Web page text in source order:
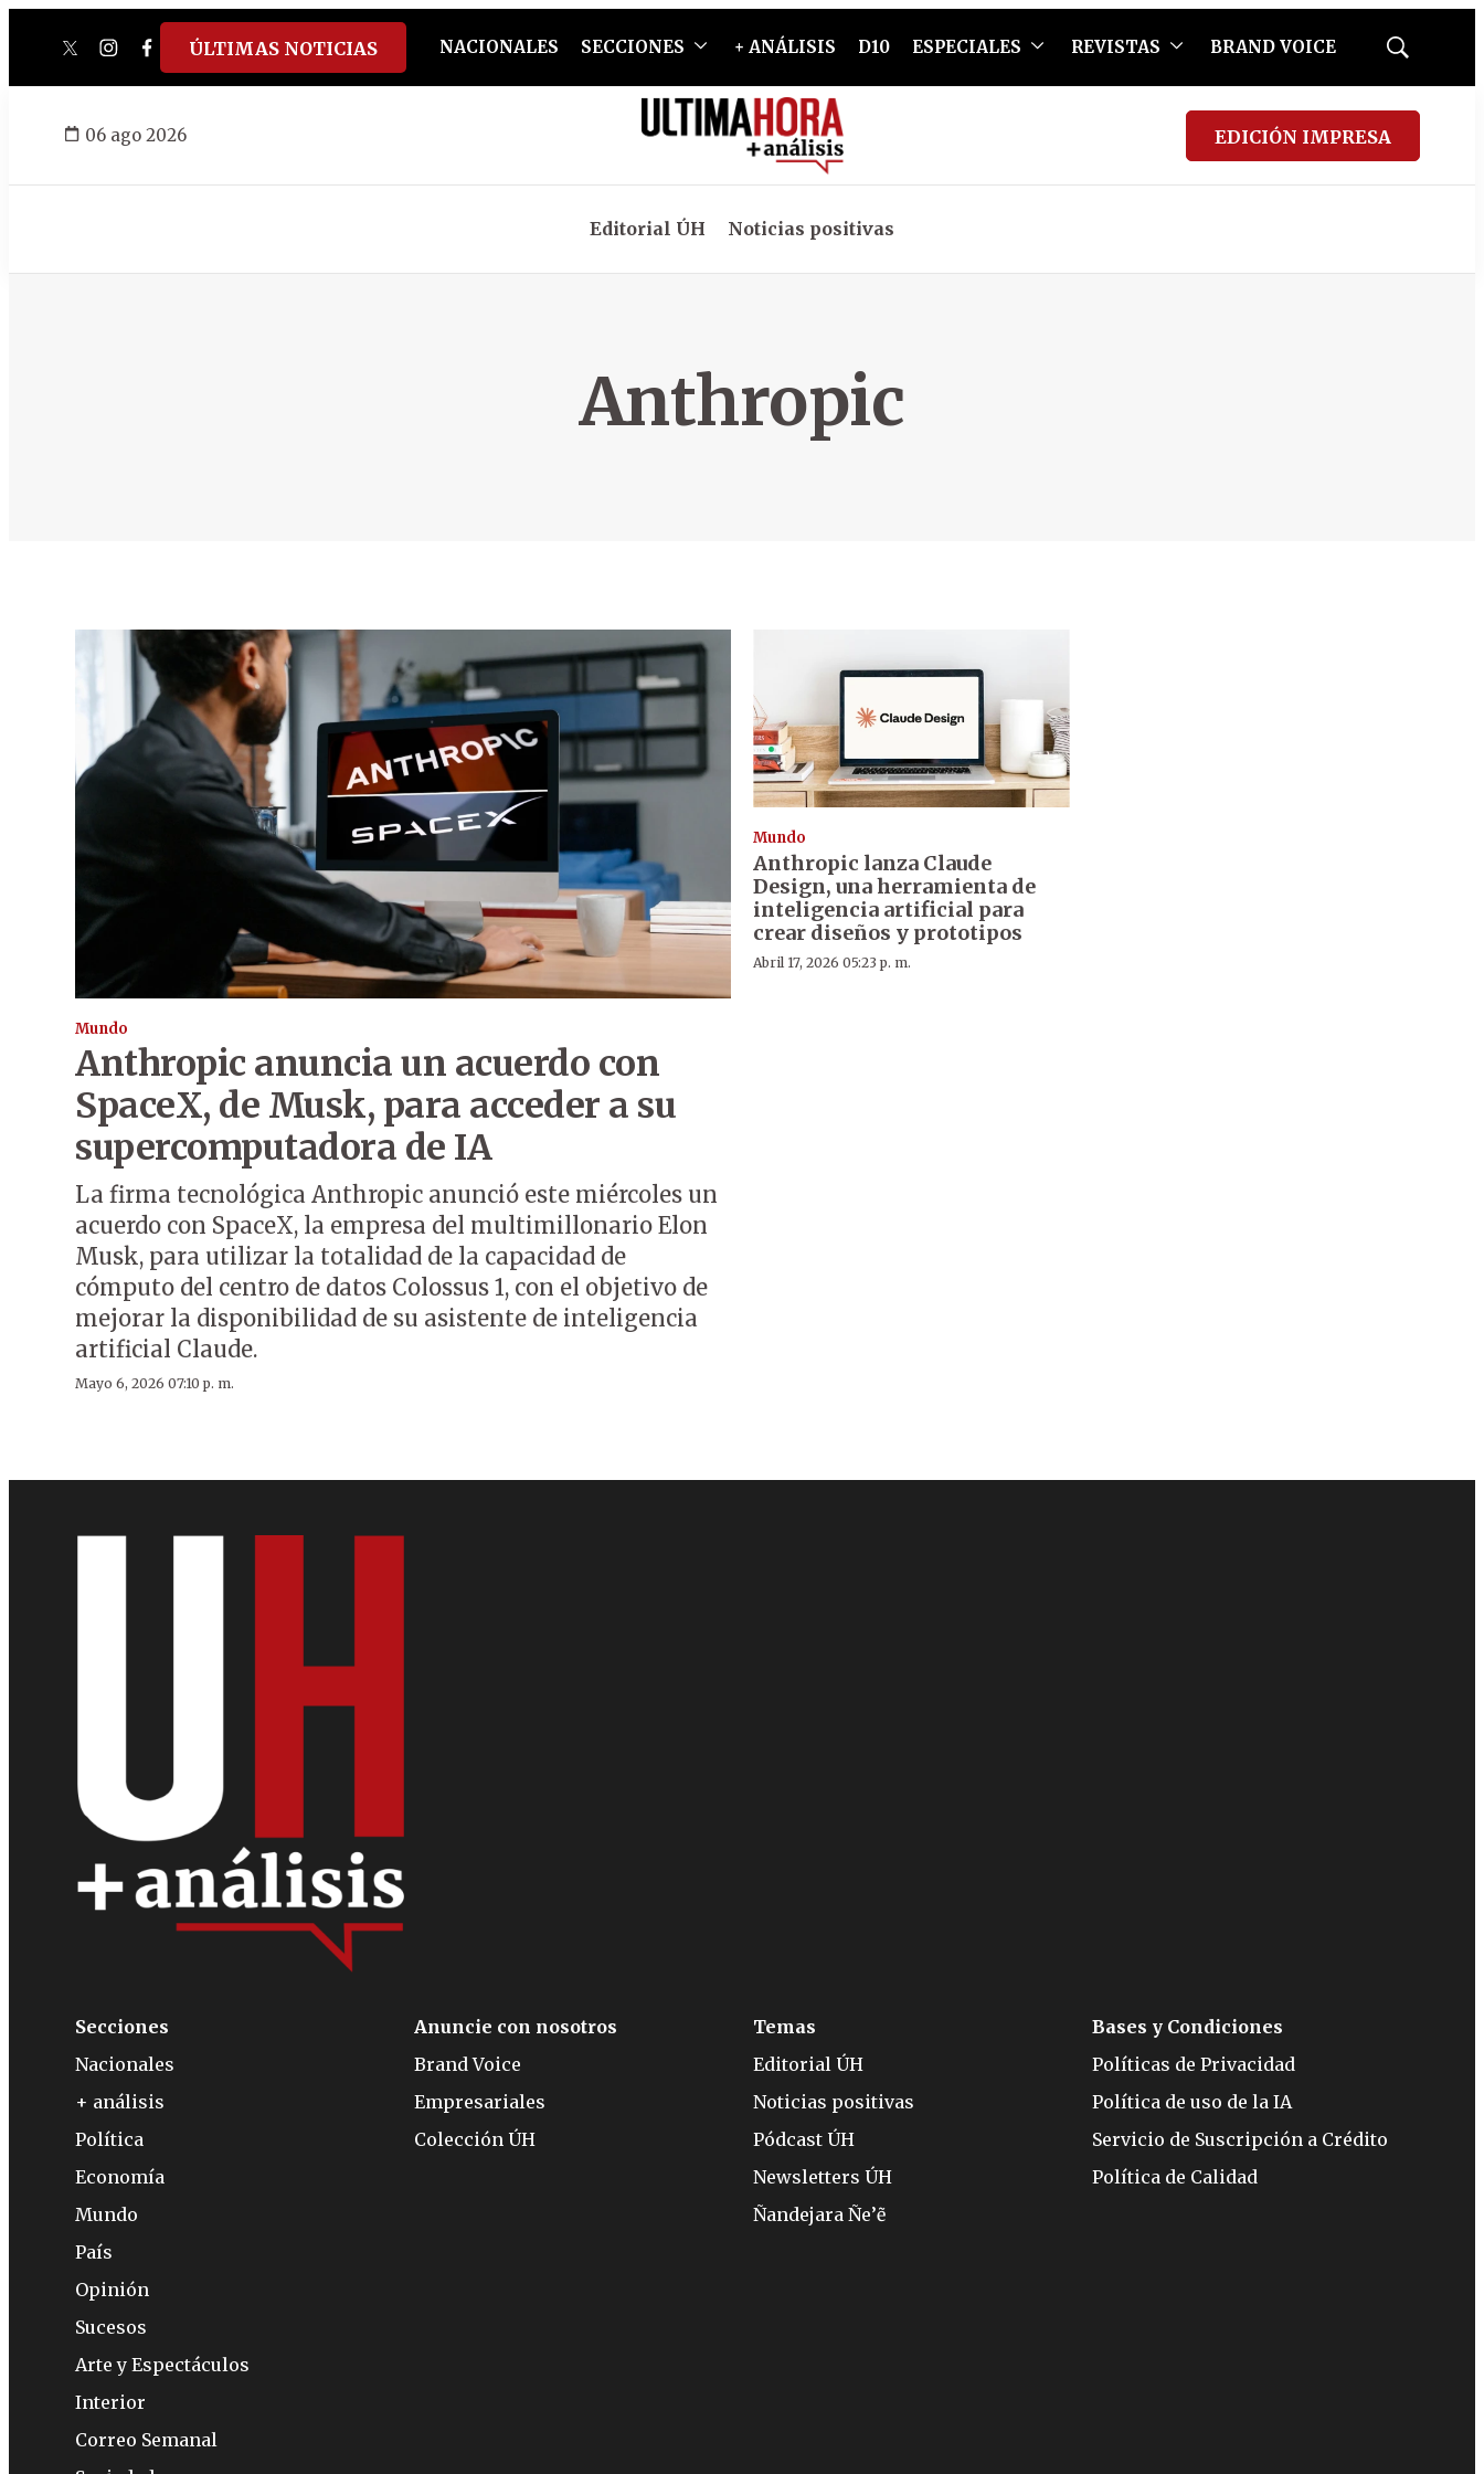
twitterinstagram
facebook
tiktokyoutube
spotify
ÚLTIMAS NOTICIAS NACIONALES SECCIONES + ANÁLISIS D10 ESPECIALES REVISTAS BRAND VOICE
Mostrar
06 ago 2026 EDICIÓN IMPRESA
Editorial ÚH Noticias positivas
Anthropic
Mundo
Anthropic anuncia un acuerdo con
SpaceX, de Musk, para acceder a su
supercomputadora de IA
La firma tecnológica Anthropic anunció este miércoles un
acuerdo con SpaceX, la empresa del multimillonario Elon
Musk, para utilizar la totalidad de la capacidad de
cómputo del centro de datos Colossus 1, con el objetivo de
mejorar la disponibilidad de su asistente de inteligencia
artificial Claude.
Mayo 6, 2026 07:10 p. m.
Mundo
Anthropic lanza Claude
Design, una herramienta de
inteligencia artificial para
crear diseños y prototipos
Abril 17, 2026 05:23 p. m.
Secciones
Nacionales
+ análisis
Política
Economía
Mundo
País
Opinión
Sucesos
Arte y Espectáculos
Interior
Correo Semanal
Anuncie con nosotros
Brand Voice
Empresariales
Colección ÚH
Temas
Editorial ÚH
Noticias positivas
Pódcast ÚH
Newsletters ÚH
Ñandejara Ñe’ẽ
Bases y Condiciones
Políticas de Privacidad
Política de uso de la IA
Servicio de Suscripción a Crédito
Política de Calidad